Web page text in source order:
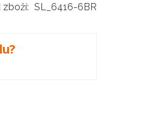
zboží: SL_6416-6BR